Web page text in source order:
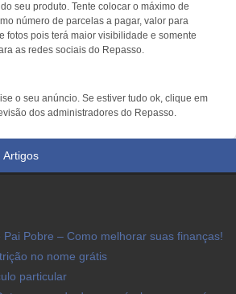
seu produto. Tente colocar o máximo de
número de parcelas a pagar, valor para
fotos pois terá maior visibilidade e somente
as redes sociais do Repasso.
o seu anúncio. Se estiver tudo ok, clique em
dos administradores do Repasso.
Artigos
Pai Pobre – Como melhorar suas finanças!
no nome grátis
particular